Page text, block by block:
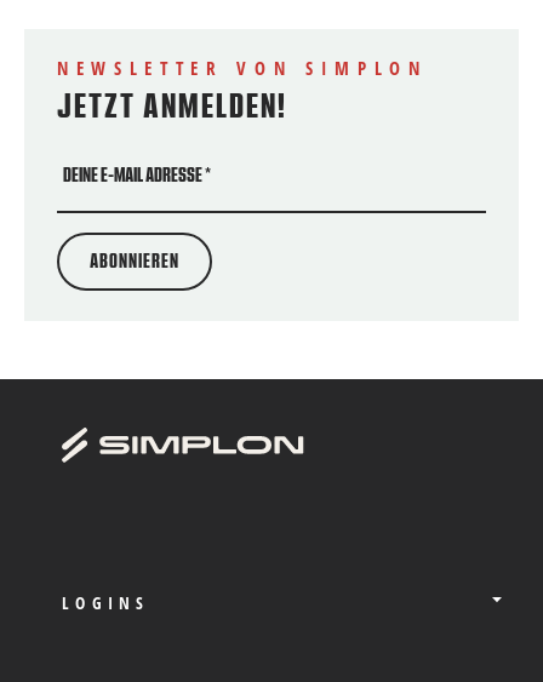
NEWSLETTER VON SIMPLON
JETZT ANMELDEN!
DEINE E-MAIL ADRESSE*
ABONNIEREN
LOGINS